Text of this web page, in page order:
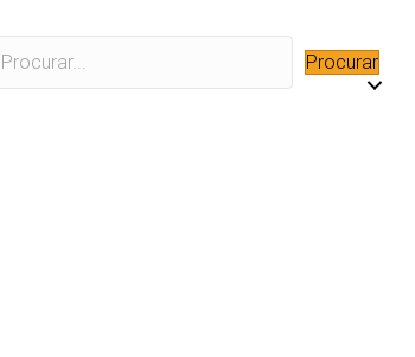
Procurar